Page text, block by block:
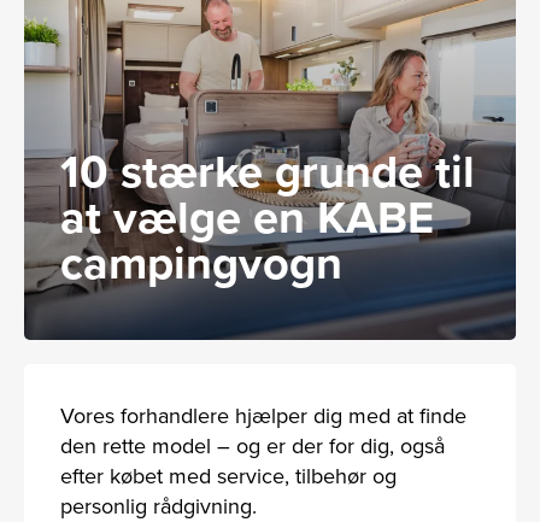
10 stærke grunde til
at vælge en KABE
campingvogn
Vores forhandlere hjælper dig med at finde
den rette model – og er der for dig, også
efter købet med service, tilbehør og
personlig rådgivning.